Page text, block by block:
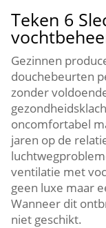
Teken 6
Gezinnen
douchebeurten
zonder
oncomfortabel
jaren op de
ventilatie met
geen luxe maar
Wanneer dit
niet geschikt.​